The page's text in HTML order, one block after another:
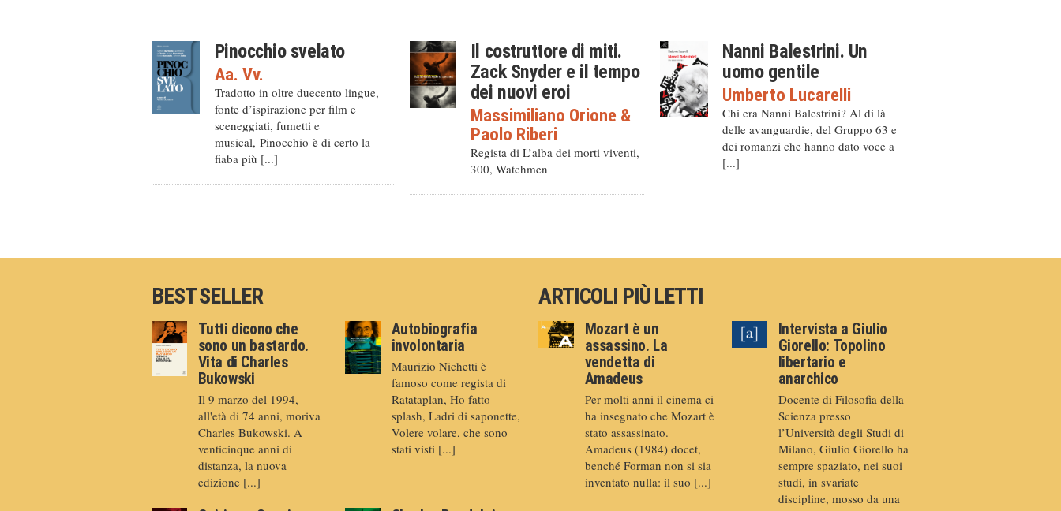
Pinocchio svelato
Aa. Vv.
Tradotto in oltre duecento lingue,
fonte d’ispirazione per film e
sceneggiati, fumetti e
musical, Pinocchio è di certo la
fiaba più [...]
Il costruttore di miti.
Zack Snyder e il tempo
dei nuovi eroi
Massimiliano Orione&
Paolo Riberi
Regista di L’alba dei morti viventi,
300, Watchmen
Nanni Balestrini. Un
uomo gentile
Umberto Lucarelli
Chi era Nanni Balestrini? Al di là
delle avanguardie, del Gruppo 63 e
dei romanzi che hanno dato voce a
[...]
BEST SELLER
Tutti dicono che
sono un bastardo.
Vita di Charles
Bukowski
Il 9 marzo del 1994,
all'età di 74 anni, moriva
Charles Bukowski. A
venticinque anni di
distanza, la nuova
edizione [...]
Autobiografia
involontaria
Maurizio Nichetti è
famoso come regista di
Ratataplan, Ho fatto
splash, Ladri di saponette,
Volere volare, che sono
stati visti [...]
ARTICOLI PIÙ LETTI
Mozart è un
assassino. La
vendetta di
Amadeus
Per molti anni il cinema ci
ha insegnato che Mozart è
stato assassinato.
Amadeus (1984) docet,
benché Forman non si sia
inventato nulla: il suo [...]
Intervista a Giulio
Giorello: Topolino
libertario e
anarchico
Docente di Filosofia della
Scienza presso
l’Università degli Studi di
Milano, Giulio Giorello ha
sempre spaziato, nei suoi
studi, in svariate
discipline, mosso da una